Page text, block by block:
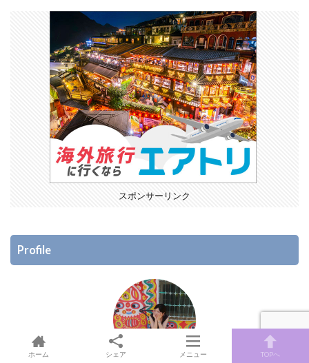
スポンサーリンク
Profile
ホーム シェア メニュー TOPへ